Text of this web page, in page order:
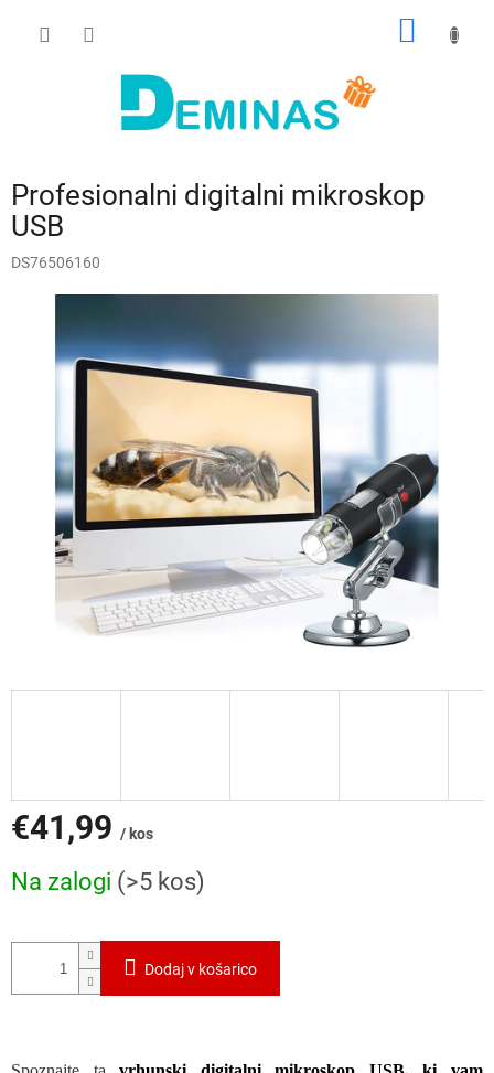
Profesionalni digitalni mikroskop
USB
DS76506160
€41,99 / kos
mere:
Na zalogi (>5 kos)
Dodaj v košarico